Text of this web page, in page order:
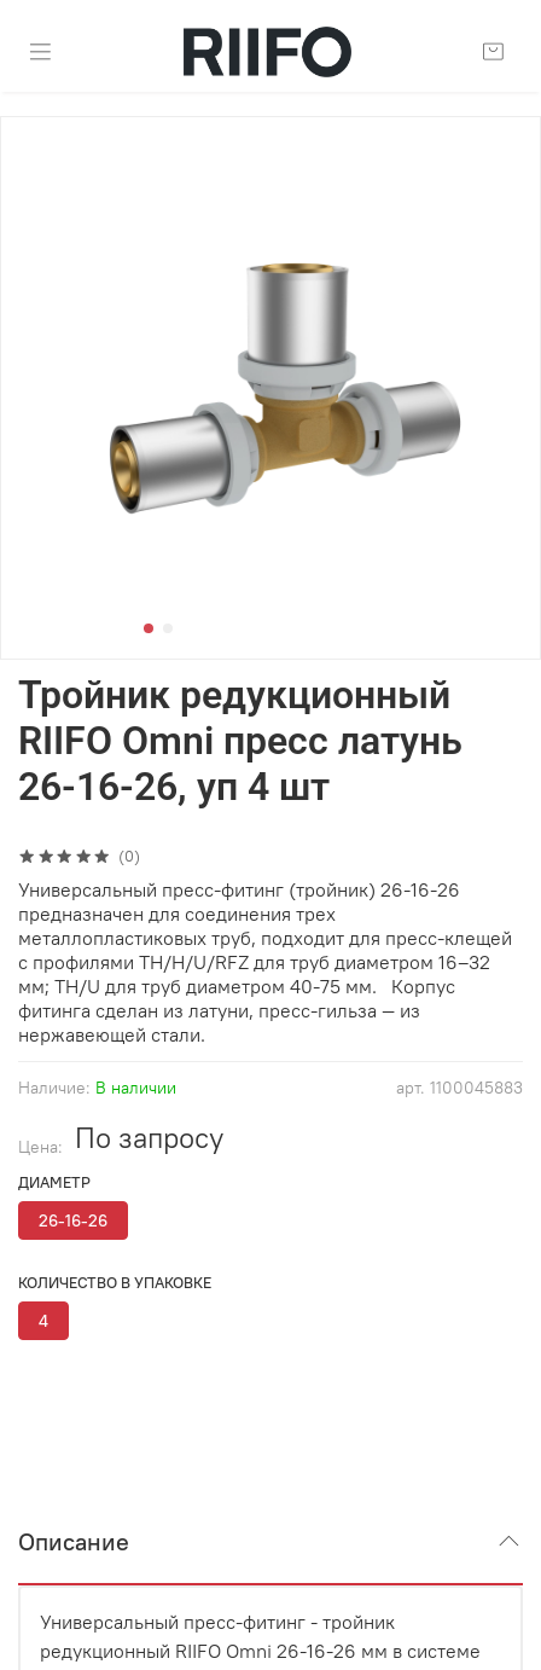
(0)
арт. 1100045883
Наличие: В наличии
Тройник редукционный
RIIFO Omni пресс латунь
26-16-26, уп 4 шт
Цена: По запросу
ДИАМЕТР
26-16-26
КОЛИЧЕСТВО В УПАКОВКЕ
4
Универсальный пресс-фитинг (тройник) 26-16-26
предназначен для соединения трех
металлопластиковых труб, подходит для пресс-клещей
с профилями TH/H/U/RFZ для труб диаметром 16–32
мм; TH/U для труб диаметром 40-75 мм. Корпус
фитинга сделан из латуни, пресс-гильза — из
нержавеющей стали.
Описание
Универсальный пресс-фитинг - тройник
редукционный RIIFO Omni 26-16-26 мм в системе